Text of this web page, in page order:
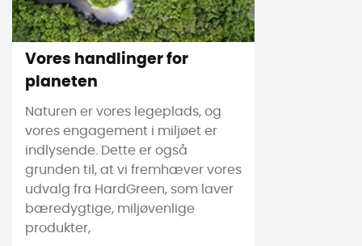
Vores handlinger for
planeten
Naturen er vores legeplads, og
vores engagement i miljøet er
indlysende. Dette er også
grunden til, at vi fremhæver vores
udvalg fra HardGreen, som laver
bæredygtige, miljøvenlige
produkter,